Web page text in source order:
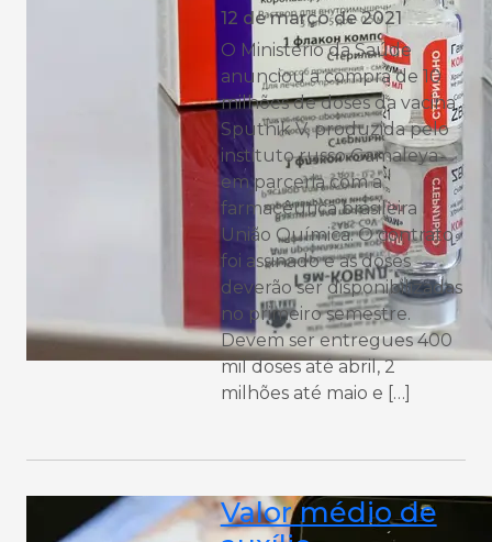
12 de março de 2021
O Ministério da Saúde
anunciou a compra de 10
milhões de doses da vacina
Sputnik V, produzida pelo
instituto russo Gamaleya
em parceria com a
farmacêutica brasileira
União Química. O contrato
foi assinado e as doses
deverão ser disponibilizadas
no primeiro semestre.
Devem ser entregues 400
mil doses até abril, 2
milhões até maio e […]
Valor médio de